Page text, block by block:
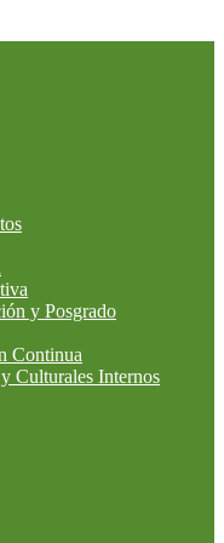
y Posgrado
Continua
Culturales Internos